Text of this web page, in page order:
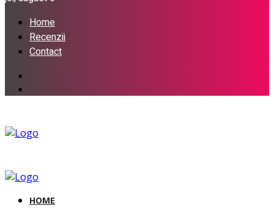
Home
Recenzii
Contact
HOME